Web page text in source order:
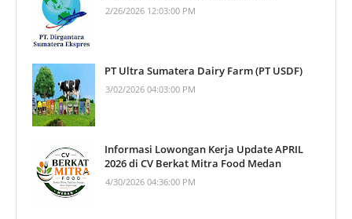
2/26/2026 12:03:00 PM
PT Ultra Sumatera Dairy Farm (PT USDF)
3/02/2026 04:03:00 PM
Informasi Lowongan Kerja Update APRIL
2026 di CV Berkat Mitra Food Medan
4/30/2026 04:36:00 PM